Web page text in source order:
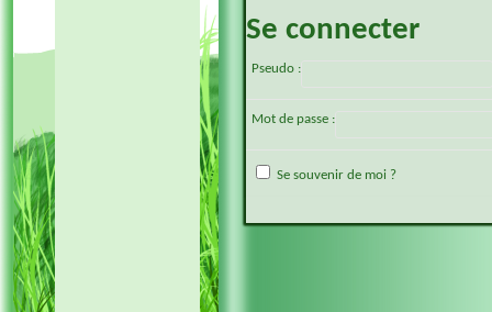
Se connecter
Pseudo :
Mot de passe :
Se souvenir de moi ?